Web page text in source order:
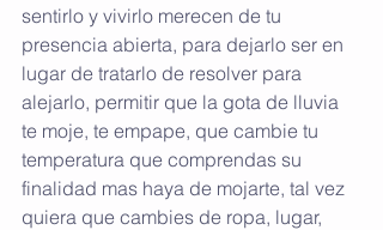
sentirlo y vivirlo merecen de tu
presencia abierta, para dejarlo ser en
lugar de tratarlo de resolver para
alejarlo, permitir que la gota de lluvia
te moje, te empape, que cambie tu
temperatura que comprendas su
finalidad mas haya de mojarte, tal vez
quiera que cambies de ropa, lugar,